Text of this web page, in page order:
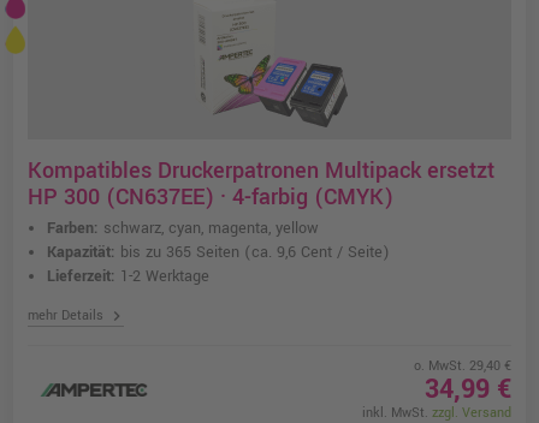
Kompatibles Druckerpatronen Multipack ersetzt
HP 300 (CN637EE) · 4-farbig (CMYK)
Farben: schwarz, cyan, magenta, yellow
Kapazität: bis zu 365 Seiten (ca. 9,6 Cent / Seite)
Lieferzeit: 1-2 Werktage
mehr Details chevron_right
o. MwSt. 29,40 €
34,99 €
inkl. MwSt. zzgl. Versand